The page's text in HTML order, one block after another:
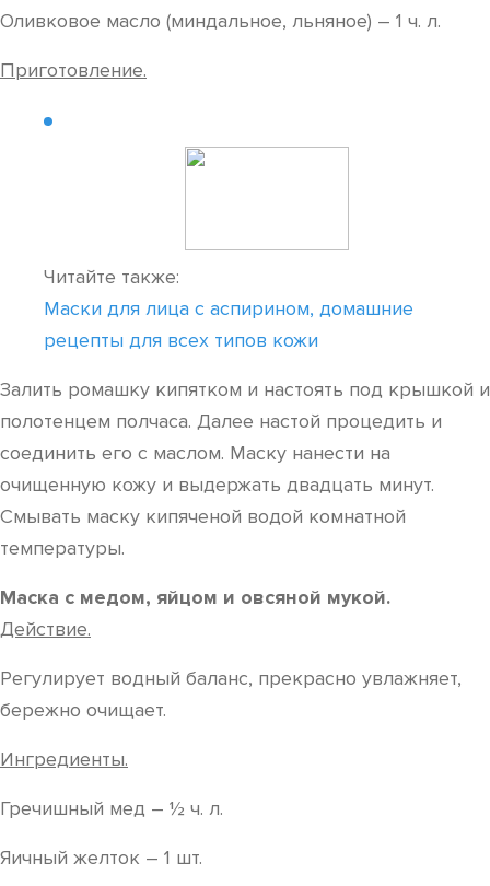
Оливковое масло (миндальное, льняное) – 1 ч. л.
Приготовление.
Читайте также:
Маски для лица с аспирином, домашние
рецепты для всех типов кожи
Залить ромашку кипятком и настоять под крышкой и
полотенцем полчаса. Далее настой процедить и
соединить его с маслом. Маску нанести на
очищенную кожу и выдержать двадцать минут.
Смывать маску кипяченой водой комнатной
температуры.
Маска с медом, яйцом и овсяной мукой.
Действие.
Регулирует водный баланс, прекрасно увлажняет,
бережно очищает.
Ингредиенты.
Гречишный мед – ½ ч. л.
Яичный желток – 1 шт.